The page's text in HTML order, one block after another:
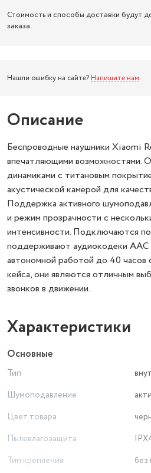
Стоимость и способы доставки будут
заказа.
Нашли ошибку на сайте? Напишите нам.
Описание
Беспроводные наушники Xiaomi
впечатляющими возможностями.
динамиками с титановым
акустической камерой для
Поддержка активного
и режим прозрачности с
интенсивности. Подключаются
поддерживают аудиокодеки AAC
автономной работой до 40 часов
кейса, они являются отличным
звонков в движении.
Характеристики
Основные
Тип
Шумоподавление
Цвет товара
Пылевлагозащита
Тип крепления
без